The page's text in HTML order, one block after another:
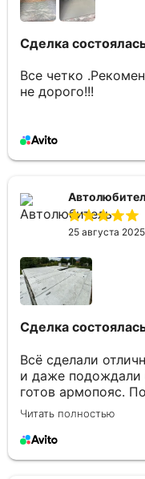
Сделка
Все четко
не дорого!!!
25 августа 2025
Сделка
Всё сделали
и даже
готов армопояс.
Брянске.
доставки.
Читать полностью